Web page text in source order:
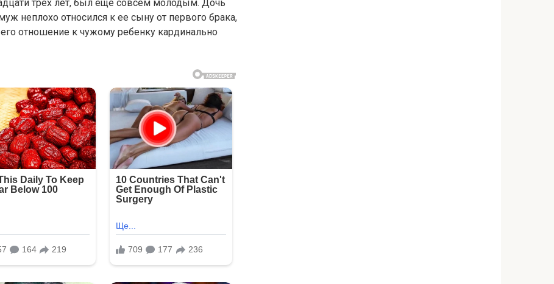
трех лет, был еще совсем молодым. Дочь
неплохо относился к ее сыну от первого брака,
отношение к чужому ребенку кардинально